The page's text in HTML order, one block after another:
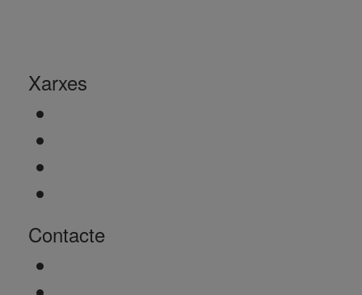
Xarxes
Contacte